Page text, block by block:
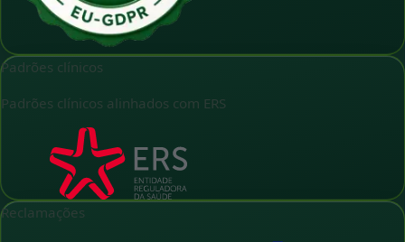
Padrões clínicos
Padrões clínicos alinhados com ERS
Reclamações